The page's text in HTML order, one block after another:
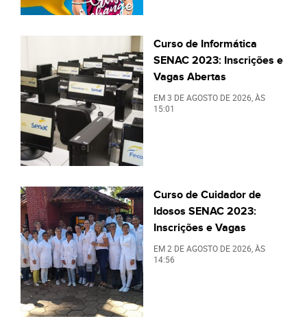
Curso de Informática
SENAC 2023: Inscrições e
Vagas Abertas
EM3 DE AGOSTO DE 2026 , ÀS
15:01
Curso de Cuidador de
Idosos SENAC 2023:
Inscrições e Vagas
EM2 DE AGOSTO DE 2026 , ÀS
14:56